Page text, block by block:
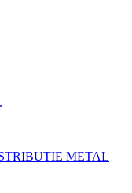
METAL